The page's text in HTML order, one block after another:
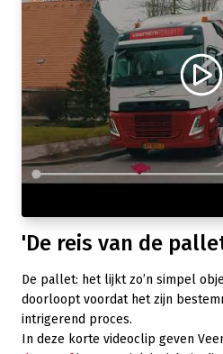
'De reis van de
De pallet: het lijkt zo’n simpel
doorloopt voordat het zijn
intrigerend proces.
In deze korte videoclip geven